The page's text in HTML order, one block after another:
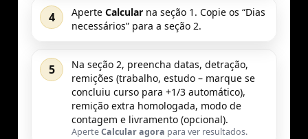
4 Aperte Calcular na seção 1. Copie os “Dias
necessários” para a seção 2.
5
Na seção 2, preencha datas, detração,
remições (trabalho, estudo – marque se
concluiu curso para +1/3 automático),
remição extra homologada, modo de
contagem e livramento (opcional).
AperteCalcular agora para ver resultados.